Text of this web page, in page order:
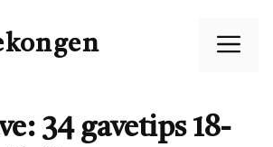
34 gavetips 18-